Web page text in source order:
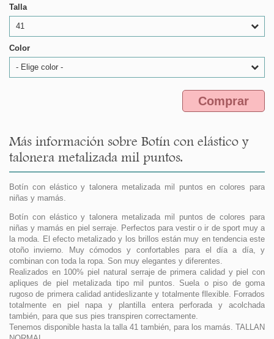
Talla
41
Color
- Elige color -
Comprar
Más información sobre Botín con elástico y
talonera metalizada mil puntos.
Botín con elástico y talonera metalizada mil puntos en colores para
niñas y mamás.
Botín con elástico y talonera metalizada mil puntos de colores para
niñas y mamás en piel serraje. Perfectos para vestir o ir de sport muy a
la moda. El efecto metalizado y los brillos están muy en tendencia este
otoño invierno. Muy cómodos y confortables para el día a día, y
combinan con toda la ropa. Son muy elegantes y diferentes.
Realizados en 100% piel natural serraje de primera calidad y piel con
apliques de piel metalizada tipo mil puntos. Suela o piso de goma
rugoso de primera calidad antideslizante y totalmente fllexible. Forrados
totalmente en piel napa y plantilla entera perforada y acolchada
también, para que sus pies transpiren correctamente.
Tenemos disponible hasta la talla 41 también, para los mamás. TALLAN